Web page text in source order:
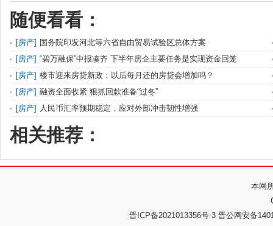
随便看看：
[房产] 国务院印发河北等六省自由贸易试验区总体方案
[房产] “碧万融保”中报凑齐 下半年房企主要任务是实现资金回笼
[房产] 楼市迎来房贷新政：以后每月还的房贷会增加吗？
[房产] 融资全面收紧 狠抓回款准备“过冬”
[房产] 人民币汇率预期稳定，应对外部冲击韧性增强
相关推荐：
本网
晋ICP备2021013356号-3 晋公网安备